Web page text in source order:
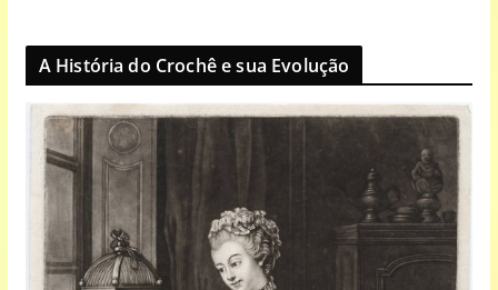
A História do Crochê e sua Evolução